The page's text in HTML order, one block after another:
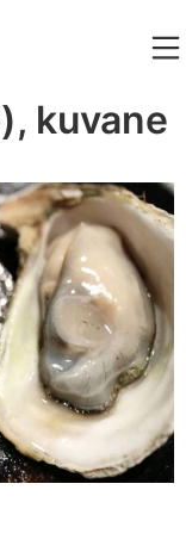
kuvane